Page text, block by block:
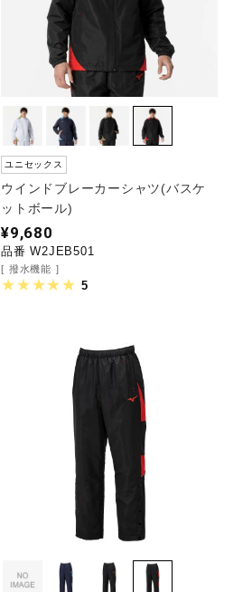
ユニセックス
ウインドブレーカーシャツ(バスケ
ットボール)
¥9,680
品番 W2JEB501
撥水機能
5